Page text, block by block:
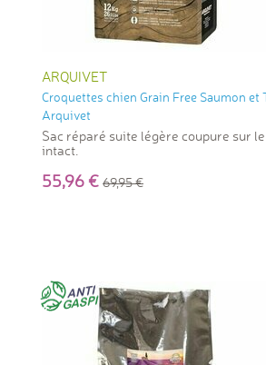
ARQUIVET
Croquettes chien Grain Free Saumon et
Arquivet
Sac réparé suite légère coupure sur
intact.
55,96 69,95